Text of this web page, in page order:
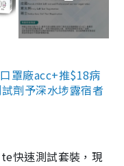
罩廠acc+推$18病
劑予深水埗露宿者
快速測試套裝，現